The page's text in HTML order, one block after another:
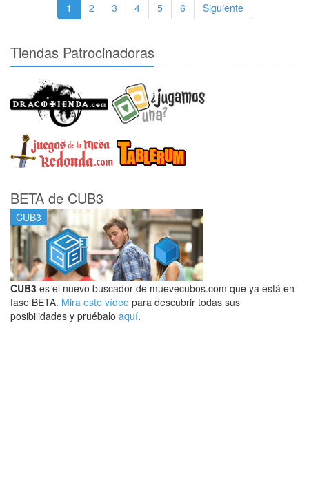
1 2 3 4 5 6 Siguiente
Tiendas Patrocinadoras
BETA de CUB3
CUB3
CUB3 es el nuevo buscador de muevecubos.com que ya está en
fase BETA. Mira este vídeo para descubrir todas sus
posibilidades y pruébalo aquí.